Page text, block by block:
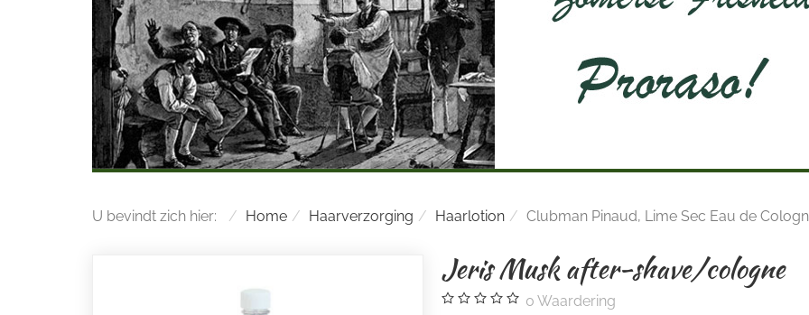
U bevindt zich hier: Home Haarverzorging Haarlotion Clubman Pinaud, Lime Sec Eau de
Jeris Musk after-shave/cologne
0 Waardering